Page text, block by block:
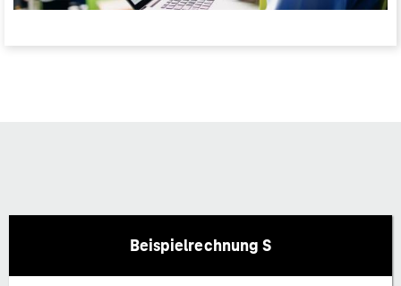
Beispielrechnung S